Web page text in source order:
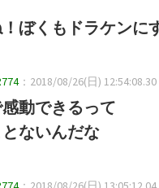
ぼくもドラケンに
：2018/08/26(日) 12:54:08.30
動できるって
ないんだな